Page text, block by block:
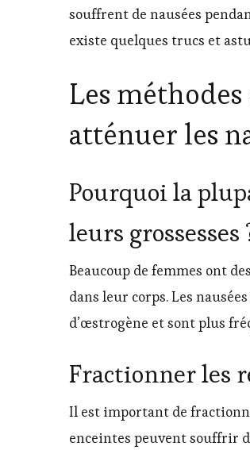
souffrent de nausées
existe quelques trucs et
Les
atténuer les
Pourquoi la
leurs grossesses
Beaucoup de femmes ont
dans leur corps. Les
d’œstrogène et sont plus
Fractionner les
Il est important de
enceintes peuvent souffrir